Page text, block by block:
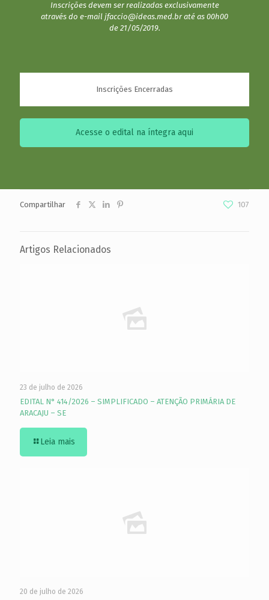
Inscrições devem ser realizadas exclusivamente
através do e-mail jfaccio@ideas.med.br até as 00h00
de 21/05/2019.
Inscrições Encerradas
Acesse o edital na íntegra aqui
Compartilhar 107
Artigos Relacionados
23 de julho de 2026
EDITAL N° 414/2026 – SIMPLIFICADO – ATENÇÃO PRIMÁRIA DE
ARACAJU – SE
Leia mais
20 de julho de 2026